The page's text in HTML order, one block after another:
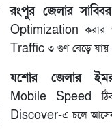
রংপুর জেলার
Optimization
Traffic ৩ গুণ বেড়ে
যশোর জেলার
Mobile Speed
Discover-এ চলে